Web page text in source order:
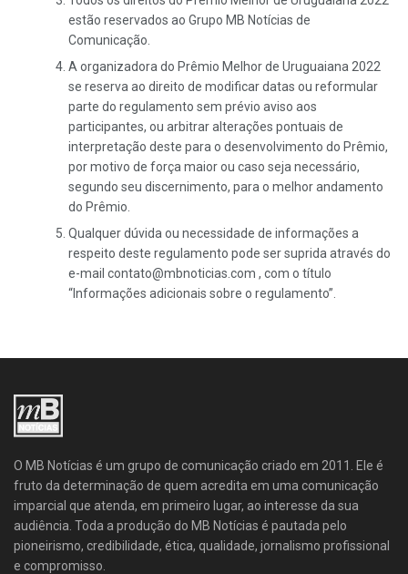
estão reservados ao Grupo MB Notícias de
Comunicação.
A organizadora do Prêmio Melhor de Uruguaiana 2022
se reserva ao direito de modificar datas ou reformular
parte do regulamento sem prévio aviso aos
participantes, ou arbitrar alterações pontuais de
interpretação deste para o desenvolvimento do Prêmio,
por motivo de força maior ou caso seja necessário,
segundo seu discernimento, para o melhor andamento
do Prêmio.
Qualquer dúvida ou necessidade de informações a
respeito deste regulamento pode ser suprida através do
e-mail contato@mbnoticias.com , com o título
“Informações adicionais sobre o regulamento”.
O MB Notícias é um grupo de comunicação criado em 2011. Ele é
fruto da determinação de quem acredita em uma comunicação
imparcial que atenda, em primeiro lugar, ao interesse da sua
audiência. Toda a produção do MB Notícias é pautada pelo
pioneirismo, credibilidade, ética, qualidade, jornalismo profissional
e compromisso.